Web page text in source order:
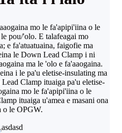
mo le fa'apipi'iina o le
pou/'olo. E talafeagai mo
e fa'atuatuaina, faigofie ma
le Down Lead Clamp i ni
ma le 'olo e fa'aaogaina.
i le pa'u eletise-insulating ma
Clamp ituaiga pa'u eletise-
mo le fa'apipi'iina o le
ituaiga u'amea e masani ona
o le OPGW.